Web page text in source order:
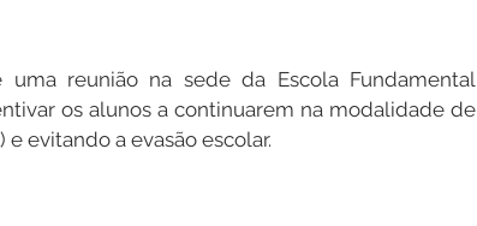
reunião na sede da Escola Fundamental
os alunos a continuarem na modalidade de
evitando a evasão escolar.